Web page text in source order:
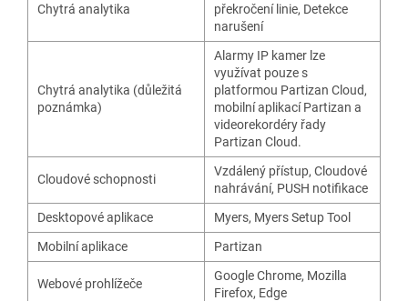
Chytrá analytika
překročení linie, Detekce
narušení
Chytrá analytika (důležitá
poznámka)
Alarmy IP kamer lze
využívat pouze s
platformou Partizan Cloud,
mobilní aplikací Partizan a
videorekordéry řady
Partizan Cloud.
Cloudové schopnosti
Vzdálený přístup, Cloudové
nahrávání, PUSH notifikace
Desktopové aplikace
Myers, Myers Setup Tool
Mobilní aplikace
Partizan
Webové prohlížeče
Google Chrome, Mozilla
Firefox, Edge